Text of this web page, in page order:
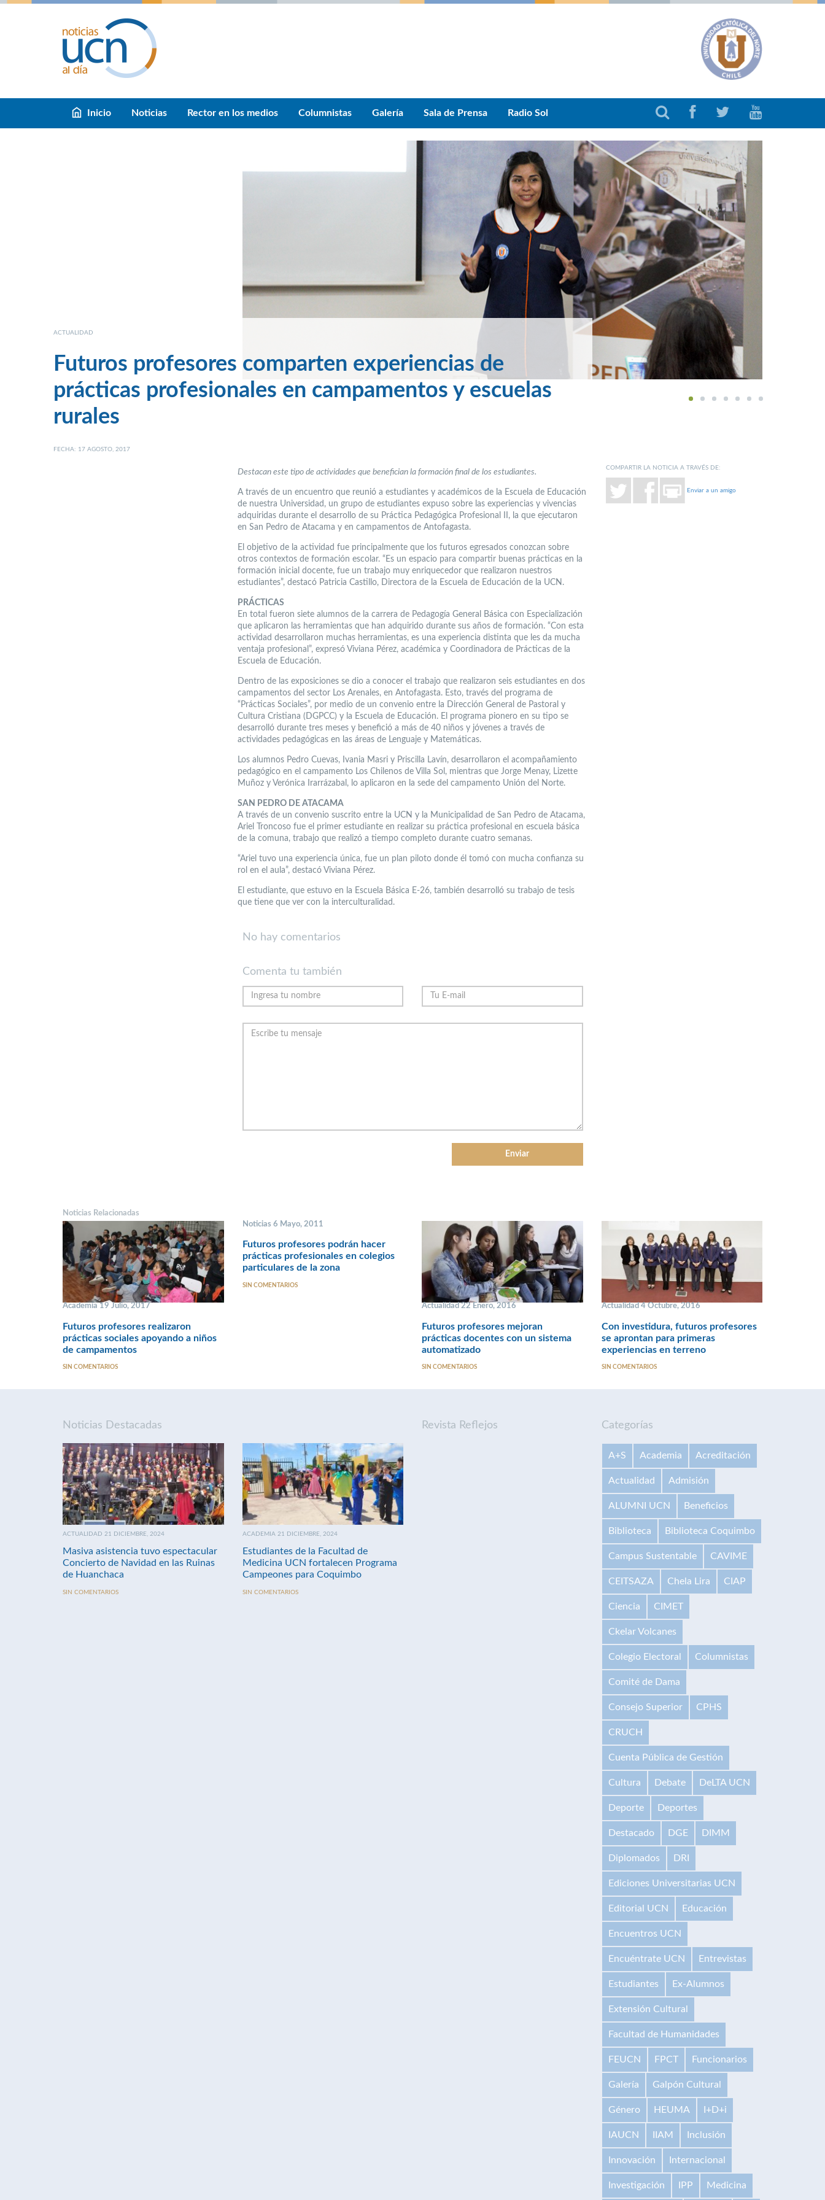
Inicio Noticias Rector en los medios Columnistas Galería Sala de Prensa Radio Sol
1 2 3 4 5 6 7
ACTUALIDAD
Futuros profesores comparten experiencias de
prácticas profesionales en campamentos y escuelas
rurales
FECHA: 17 AGOSTO, 2017
Destacan este tipo de actividades que benefician la formación final de los estudiantes.
A través de un encuentro que reunió a estudiantes y académicos de la Escuela de Educación
de nuestra Universidad, un grupo de estudiantes expuso sobre las experiencias y vivencias
adquiridas durante el desarrollo de su Práctica Pedagógica Profesional II, la que ejecutaron
en San Pedro de Atacama y en campamentos de Antofagasta.
El objetivo de la actividad fue principalmente que los futuros egresados conozcan sobre
otros contextos de formación escolar. “Es un espacio para compartir buenas prácticas en la
formación inicial docente, fue un trabajo muy enriquecedor que realizaron nuestros
estudiantes”, destacó Patricia Castillo, Directora de la Escuela de Educación de la UCN.
PRÁCTICAS
En total fueron siete alumnos de la carrera de Pedagogía General Básica con Especialización
que aplicaron las herramientas que han adquirido durante sus años de formación. “Con esta
actividad desarrollaron muchas herramientas, es una experiencia distinta que les da mucha
ventaja profesional”, expresó Viviana Pérez, académica y Coordinadora de Prácticas de la
Escuela de Educación.
Dentro de las exposiciones se dio a conocer el trabajo que realizaron seis estudiantes en dos
campamentos del sector Los Arenales, en Antofagasta. Esto, través del programa de
“Prácticas Sociales”, por medio de un convenio entre la Dirección General de Pastoral y
Cultura Cristiana (DGPCC) y la Escuela de Educación. El programa pionero en su tipo se
desarrolló durante tres meses y benefició a más de 40 niños y jóvenes a través de
actividades pedagógicas en las áreas de Lenguaje y Matemáticas.
Los alumnos Pedro Cuevas, Ivania Masri y Priscilla Lavín, desarrollaron el acompañamiento
pedagógico en el campamento Los Chilenos de Villa Sol, mientras que Jorge Menay, Lizette
Muñoz y Verónica Irarrázabal, lo aplicaron en la sede del campamento Unión del Norte.
SAN PEDRO DE ATACAMA
A través de un convenio suscrito entre la UCN y la Municipalidad de San Pedro de Atacama,
Ariel Troncoso fue el primer estudiante en realizar su práctica profesional en escuela básica
de la comuna, trabajo que realizó a tiempo completo durante cuatro semanas.
“Ariel tuvo una experiencia única, fue un plan piloto donde él tomó con mucha confianza su
rol en el aula”, destacó Viviana Pérez.
El estudiante, que estuvo en la Escuela Básica E-26, también desarrolló su trabajo de tesis
que tiene que ver con la interculturalidad.
COMPARTIR LA NOTICIA A TRAVÉS DE:
Enviar a un amigo
No hay comentarios
Comenta tu también
Noticias Relacionadas
Academia 19 Julio, 2017
Futuros profesores realizaron
prácticas sociales apoyando a niños
de campamentos
SIN COMENTARIOS
Noticias 6 Mayo, 2011
Futuros profesores podrán hacer
prácticas profesionales en colegios
particulares de la zona
SIN COMENTARIOS
Actualidad 22 Enero, 2016
Futuros profesores mejoran
prácticas docentes con un sistema
automatizado
SIN COMENTARIOS
Actualidad 4 Octubre, 2016
Con investidura, futuros profesores
se aprontan para primeras
experiencias en terreno
SIN COMENTARIOS
Noticias Destacadas
ACTUALIDAD 21 DICIEMBRE, 2024
Masiva asistencia tuvo espectacular
Concierto de Navidad en las Ruinas
de Huanchaca
SIN COMENTARIOS
ACADEMIA 21 DICIEMBRE, 2024
Estudiantes de la Facultad de
Medicina UCN fortalecen Programa
Campeones para Coquimbo
SIN COMENTARIOS
Revista Reflejos Categorías
A+S Academia Acreditación
Actualidad Admisión
ALUMNI UCN Beneficios
Biblioteca Biblioteca Coquimbo
Campus Sustentable CAVIME
CEITSAZA Chela Lira CIAP
Ciencia CIMET
Ckelar Volcanes
Colegio Electoral Columnistas
Comité de Dama
Consejo Superior CPHS
CRUCH
Cuenta Pública de Gestión
Cultura Debate DeLTA UCN
Deporte Deportes
Destacado DGE DIMM
Diplomados DRI
Ediciones Universitarias UCN
Editorial UCN Educación
Encuentros UCN
Encuéntrate UCN Entrevistas
Estudiantes Ex-Alumnos
Extensión Cultural
Facultad de Humanidades
FEUCN FPCT Funcionarios
Galería Galpón Cultural
Género HEUMA I+D+i
IAUCN IIAM Inclusión
Innovación Internacional
Investigación IPP Medicina